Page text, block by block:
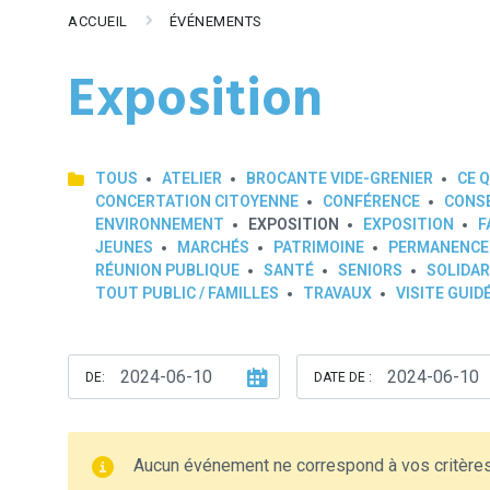
ACCUEIL ÉVÉNEMENTS
Exposition
TOUS ATELIER BROCANTE VIDE-GRENIER CE
CONCERTATION CITOYENNE
CONFÉRENCE
ENVIRONNEMENT
EXPOSITION EXPOSITION
JEUNES
MARCHÉS PATRIMOINE
RÉUNION PUBLIQUE
SANTÉ SENIORS
TOUT PUBLIC / FAMILLES
TRAVAUX VISITE
DE: DATE DE :
Aucun événement ne correspond à vos